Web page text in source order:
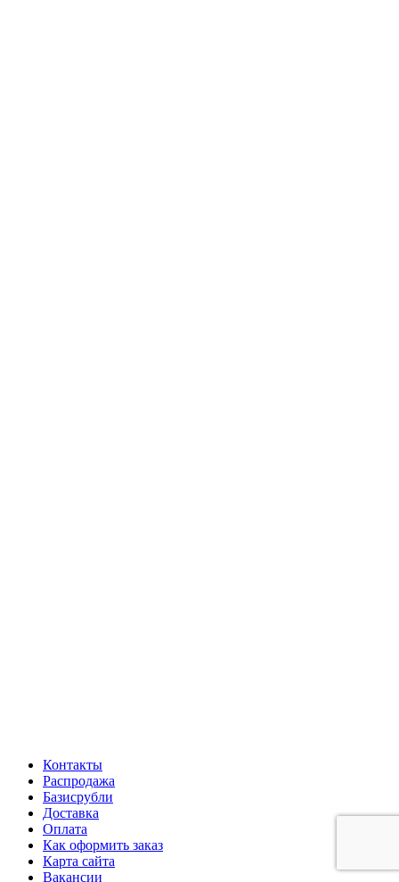
Контакты
Распродажа
Базисрубли
Доставка
Оплата
Как оформить заказ
Карта сайта
Вакансии